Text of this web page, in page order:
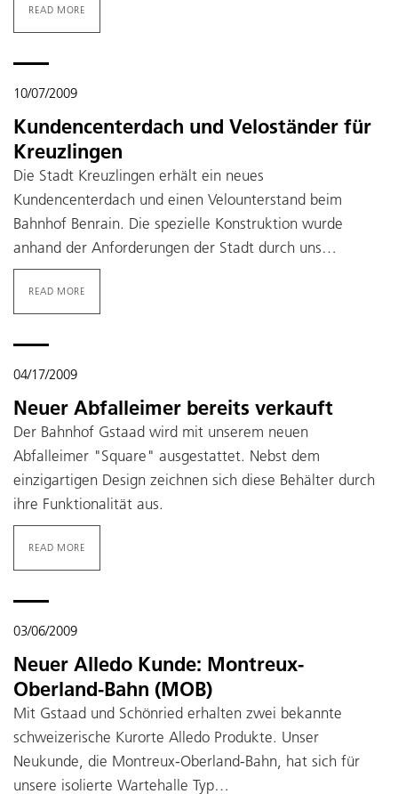
READ MORE
10/07/2009
Kundencenterdach und Veloständer für
Kreuzlingen
Die Stadt Kreuzlingen erhält ein neues
Kundencenterdach und einen Velounterstand beim
Bahnhof Benrain. Die spezielle Konstruktion wurde
anhand der Anforderungen der Stadt durch uns…
READ MORE
04/17/2009
Neuer Abfalleimer bereits verkauft
Der Bahnhof Gstaad wird mit unserem neuen
Abfalleimer "Square" ausgestattet. Nebst dem
einzigartigen Design zeichnen sich diese Behälter durch
ihre Funktionalität aus.
READ MORE
03/06/2009
Neuer Alledo Kunde: Montreux-
Oberland-Bahn (MOB)
Mit Gstaad und Schönried erhalten zwei bekannte
schweizerische Kurorte Alledo Produkte. Unser
Neukunde, die Montreux-Oberland-Bahn, hat sich für
unsere isolierte Wartehalle Typ…